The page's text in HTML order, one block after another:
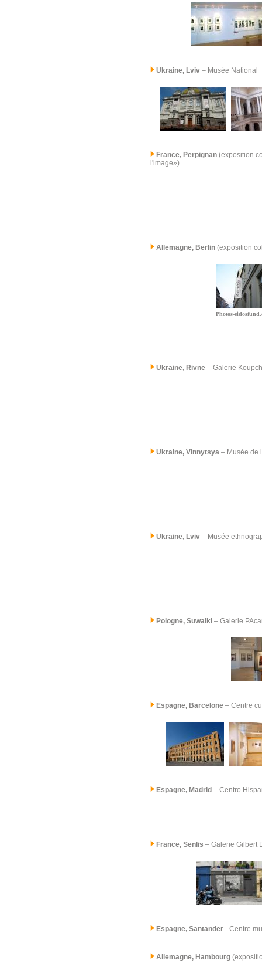
Ukraine, Lviv – Musée National
France, Perpignan (exposition
l'image»)
Allemagne, Berlin (exposition
Photos-
Ukraine, Rivne – Galerie
Ukraine, Vinnytsya – Musée de
Ukraine, Lviv – Musée
Pologne, Suwalki – Galerie
Espagne, Barcelone – Centre
Espagne, Madrid – Centro
France, Senlis – Galerie Gilbert
Espagne, Santander - Centre
Allemagne, Hambourg